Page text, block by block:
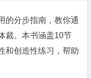
的分步指南，教你通
裁。本书涵盖10节
和创造性练习，帮助